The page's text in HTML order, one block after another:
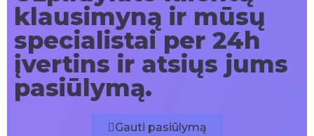
klausimyną ir mūsų
specialistai per 24h
įvertins ir atsiųs jums
pasiūlymą.
Gauti pasiūlymą